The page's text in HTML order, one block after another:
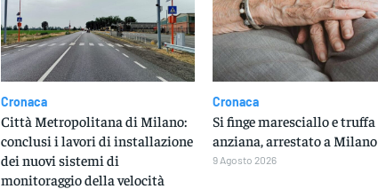
Cronaca
Città Metropolitana di Milano:
conclusi i lavori di installazione
dei nuovi sistemi di
monitoraggio della velocità
Cronaca
Si finge maresciallo e truffa
anziana, arrestato a Milano
9 Agosto 2026